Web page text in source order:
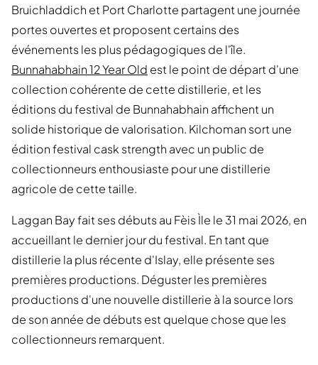
Bruichladdich et Port Charlotte partagent une journée
portes ouvertes et proposent certains des
événements les plus pédagogiques de l'île.
Bunnahabhain 12 Year Old est le point de départ d'une
collection cohérente de cette distillerie, et les
éditions du festival de Bunnahabhain affichent un
solide historique de valorisation. Kilchoman sort une
édition festival cask strength avec un public de
collectionneurs enthousiaste pour une distillerie
agricole de cette taille.
Laggan Bay fait ses débuts au Fèis Ìle le 31 mai 2026, en
accueillant le dernier jour du festival. En tant que
distillerie la plus récente d'Islay, elle présente ses
premières productions. Déguster les premières
productions d'une nouvelle distillerie à la source lors
de son année de débuts est quelque chose que les
collectionneurs remarquent.